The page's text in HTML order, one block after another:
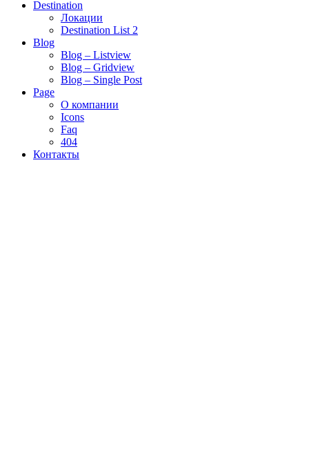
Destination
Локации
Destination List 2
Blog
Blog – Listview
Blog – Gridview
Blog – Single Post
Page
О компании
Icons
Faq
404
Контакты